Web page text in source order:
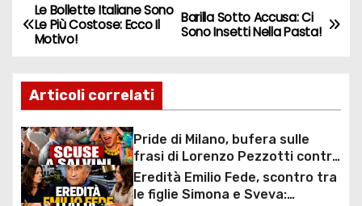
N
a
v
i
g
a
Barilla Sotto Accusa: Ci
Sono Insetti Nella Pasta!
Le Bollette Italiane Sono
Le Più Costose: Ecco Il
Motivo!
Articoli correlati
Pride di Milano, bufera sulle
frasi di Lorenzo Pezzotti contro
Salvini: arrivano le scuse dopo
la minaccia di querela
Eredità Emilio Fede, scontro tra
le figlie Simona e Sveva: